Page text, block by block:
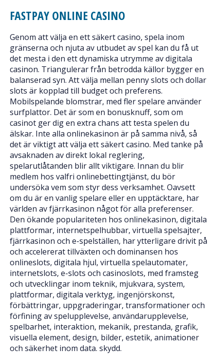
FASTPAY ONLINE CASINO
Genom att välja en ett säkert casino, spela inom
gränserna och njuta av utbudet av spel kan du få ut
det mesta i den ett dynamiska utrymme av digitala
casinon. Triangulerar från betrodda källor bygger en
balanserad syn. Att välja mellan penny slots och dollar
slots är kopplad till budget och preferens.
Mobilspelande blomstrar, med fler spelare använder
surfplattor. Det är som en bonusknuff, som om
casinot ger dig en extra chans att testa spelen du
älskar. Inte alla onlinekasinon är på samma nivå, så
det är viktigt att välja ett säkert casino. Med tanke på
avsaknaden av direkt lokal reglering,
spelarutlåtanden blir allt viktigare. Innan du blir
medlem hos valfri onlinebettingtjänst, du bör
undersöka vem som styr dess verksamhet. Oavsett
om du är en vanlig spelare eller en upptäcktare, har
världen av fjärrkasinon något för alla preferenser.
Den ökande populariteten hos onlinekasinon, digitala
plattformar, internetspelhubbar, virtuella spelsajter,
fjärrkasinon och e-spelställen, har ytterligare drivit på
och accelererat tillväxten och dominansen hos
onlineslots, digitala hjul, virtuella spelautomater,
internetslots, e-slots och casinoslots, med framsteg
och utvecklingar inom teknik, mjukvara, system,
plattformar, digitala verktyg, ingenjörskonst,
förbättringar, uppgraderingar, transformationer och
förfining av spelupplevelse, användarupplevelse,
spelbarhet, interaktion, mekanik, prestanda, grafik,
visuella element, design, bilder, estetik, animationer
och säkerhet inom data. skydd.